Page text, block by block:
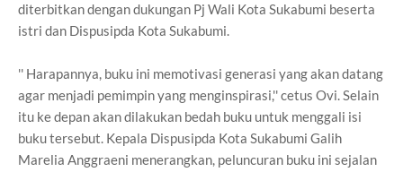
diterbitkan dengan dukungan Pj Wali Kota Sukabumi beserta
istri dan Dispusipda Kota Sukabumi.
'' Harapannya, buku ini memotivasi generasi yang akan datang
agar menjadi pemimpin yang menginspirasi,'' cetus Ovi. Selain
itu ke depan akan dilakukan bedah buku untuk menggali isi
buku tersebut. Kepala Dispusipda Kota Sukabumi Galih
Marelia Anggraeni menerangkan, peluncuran buku ini sejalan